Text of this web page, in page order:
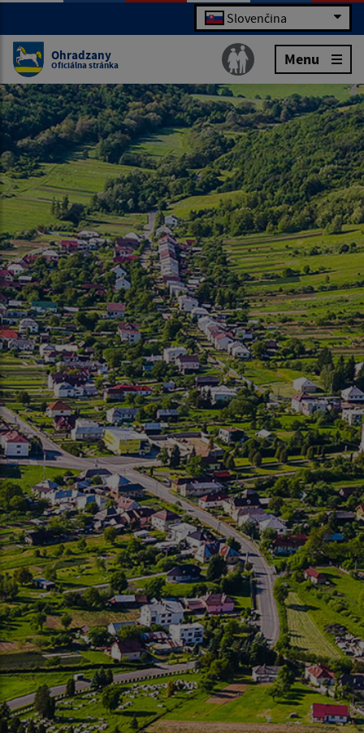
Slovenčina
Ohradzany
Oficiálna stránka Menu